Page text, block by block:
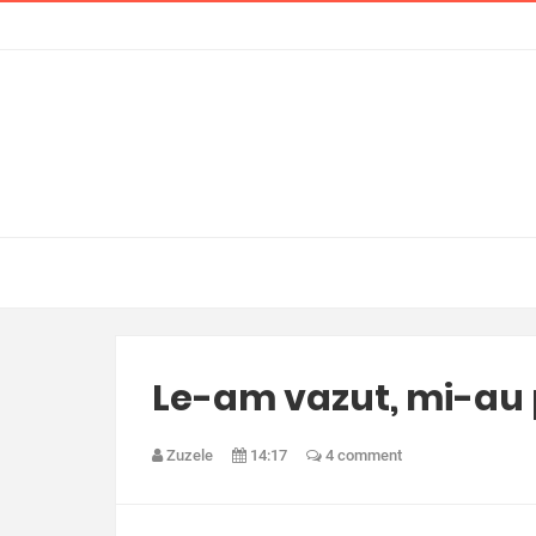
Le-am vazut, mi-au
Zuzele 14:17 4 comment